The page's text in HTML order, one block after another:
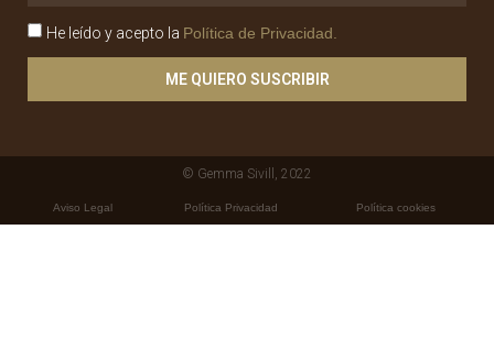
He leído y acepto la Política de Privacidad.
ME QUIERO SUSCRIBIR
© Gemma Sivill, 2022
Aviso Legal Política Privacidad Política cookies